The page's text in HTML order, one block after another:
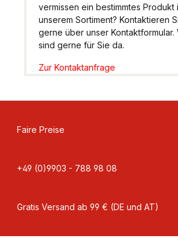
vermissen ein bestimmtes Produkt
unserem Sortiment? Kontaktieren
gerne über unser Kontaktformular.
sind gerne für Sie da.
Zur Kontaktanfrage
Faire Preise
+49 (0)9903 - 788 98 08
Gratis Versand ab 99 € (DE und AT)